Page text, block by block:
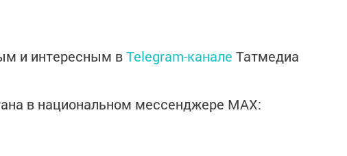
и интересным вTelegram-канале Татмедиа
в национальном мессенджере MАХ: